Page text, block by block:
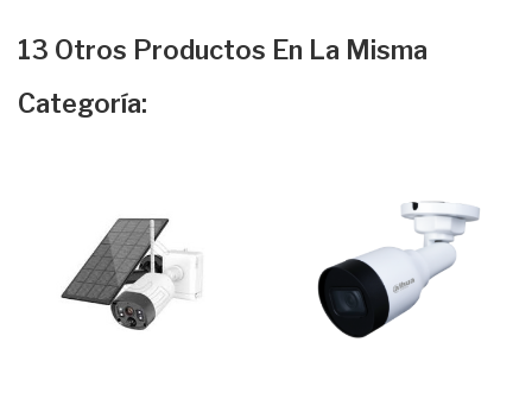
13 Otros Productos En La Misma
Categoría: